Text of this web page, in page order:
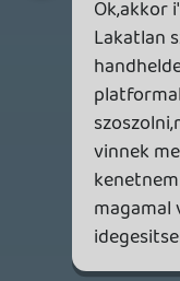
-egyáltalán
hogy az új
magasabb
nagyon is itt
eljátszottam a
veszettül mgy a
játékok
akkor azok,
játékokat
azaz, azt
szerintük még